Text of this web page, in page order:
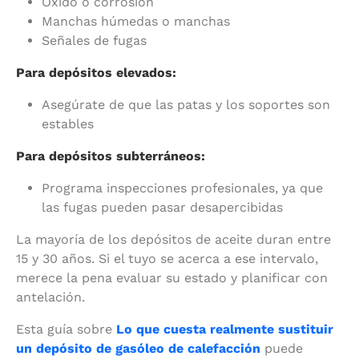
Manchas húmedas o manchas
Señales de fugas
Para depósitos elevados:
Asegúrate de que las patas y los soportes son
estables
Para depósitos subterráneos:
Programa inspecciones profesionales, ya que
las fugas pueden pasar desapercibidas
La mayoría de los depósitos de aceite duran entre
15 y 30 años. Si el tuyo se acerca a ese intervalo,
merece la pena evaluar su estado y planificar con
antelación.
Esta guía sobre Lo que cuesta realmente sustituir
un depósito de gasóleo de calefacción puede